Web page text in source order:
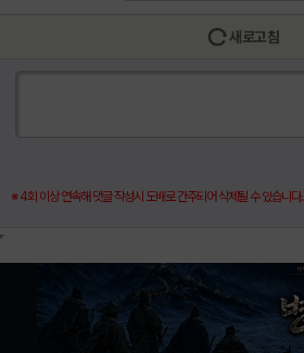
새로고침
※ 4회 이상 연속해 댓글 작성시 도배로 간주되어 삭제될 수 있습니다.